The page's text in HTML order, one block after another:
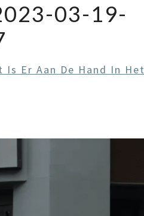
03-19-
Is Er Aan De Hand In Het